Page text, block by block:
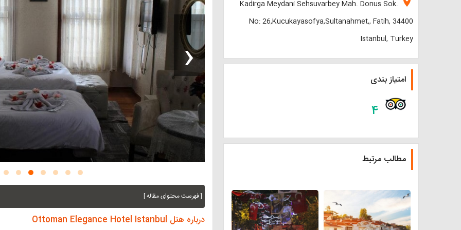
‹
[ فهرست محتوای مقاله ]
درباره هتل Ottoman Elegance Hotel Istanbul
Kadirga Meydani Sehsuvarbey Mah. Donus Sok.
No: 26,Kucukayasofya,Sultanahmet,, Fatih, 34400
Istanbul, Turkey
امتیاز بندی
۴
مطالب مرتبط